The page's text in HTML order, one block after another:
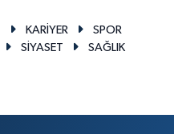
KARİYER
SPOR
SİYASET
SAĞLIK